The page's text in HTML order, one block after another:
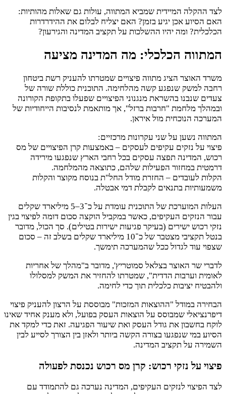
לצד ההקלה המיידית שמביא המתווה, עולות גם שאלות מהותיות:
האם הסיוע אכן יגיע בזמן? האם יצליח לבלום את ההידרדרות
הכלכלית? ומה יהיו ההשלכות על תקציב המדינה והגירעון?
המתווה הכלכלי: מה המדינה מציעה
משרד האוצר הציג מתווה פיצויים שמטרתו להעניק רשת ביטחון
רחבה למשק שנפגע קשה מהלחימה. התוכנית כוללת שורה של
צעדים שנבנו בהשראת מנגנוני הפיצויים שפעלו בתקופת הקורונה
ובמהלך מלחמת "חרבות ברזל", אך מותאמת לנסיבות הייחודיות של
המערכה הנוכחית מול איראן.
המתווה נשען על שני עקרונות מרכזיים:
פיצוי על נזקים עקיפים לעסקים – באמצעות קרן הפיצויים של מס
רכוש, המדינה תפצה עסקים בכל רחבי הארץ שנפגעו מירידה
דרמטית במחזור הפעילות שלהם, כתוצאה מהמלחמה.
הקלות לעובדים – החזרת מודל החל"ת בנוסח מקוצר והקלות
משמעותיות בתנאים לקבלת דמי אבטלה.
העלות המוערכת של התוכנית עומדת על כ־3–5 מיליארד שקלים
עבור הנזקים העקיפים, כאשר במקביל הוקצה סכום דומה לפיצוי בגין
נזקי רכוש ישירים (בעיקר פגיעות ישירות בטילים). סך הכול, מדובר
בנטל תקציבי מצטבר של כ־10 מיליארד שקלים בשלב זה – סכום
שצפוי עוד לגדול ככל שהמערכה תימשך.
לדברי שר האוצר בצלאל סמוטריץ', מדובר ב"מהלך של אחריות
לאומית וערבות הדדית", שמטרתו להחזיר את המשק למסלולו
ולהבטיח יציבות כלכלית תוך כדי לחימה.
הבחירה במודל "ההוצאות המזכות" מבוססת על הרצון להעניק פיצוי
דיפרנציאלי שמבוסס על הוצאות העסק בפועל, ולא מענק אחיד שאינו
לוקח בחשבון את גודל העסק ואת שיעור הפגיעה. זאת כדי למקד את
הסיוע במי שנפגעו בצורה הקשה ביותר ולאזן בין הצורך לסייע לבין
השמירה על תקציב המדינה.
פיצוי על נזקי רכוש: קרן מס רכוש נכנסת לפעולה
לצד הפיצוי לנזקים העקיפים, המדינה נערכה גם להתמודד עם